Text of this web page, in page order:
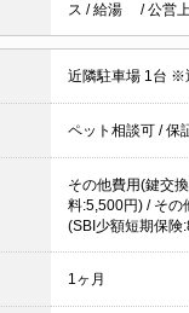
ス /給湯 /公営
近隣駐車場 1台 ※
ペット相談可 /保
その他費用(鍵交
料:5,500円) / その
(SBI少額短期保険
1ヶ月